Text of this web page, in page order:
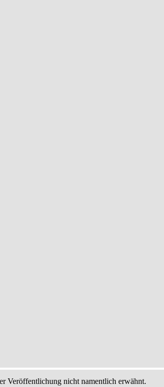
Veröffentlichung nicht namentlich erwähnt.